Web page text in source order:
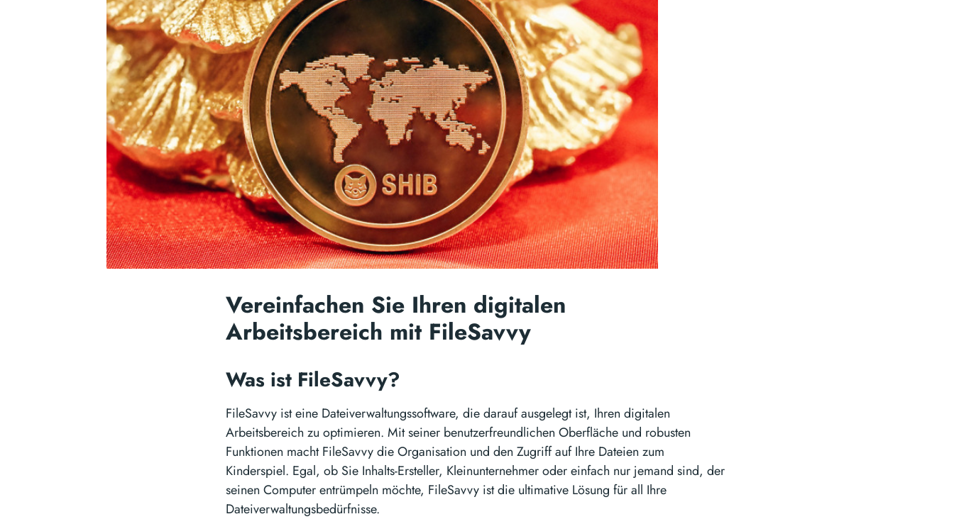
Vereinfachen Sie Ihren digitalen
Arbeitsbereich mit FileSavvy
Was ist FileSavvy?
FileSavvy ist eine Dateiverwaltungssoftware, die darauf ausgelegt ist, Ihren digitalen
Arbeitsbereich zu optimieren. Mit seiner benutzerfreundlichen Oberfläche und robusten
Funktionen macht FileSavvy die Organisation und den Zugriff auf Ihre Dateien zum
Kinderspiel. Egal, ob Sie Inhalts-Ersteller, Kleinunternehmer oder einfach nur jemand sind, der
seinen Computer entrümpeln möchte, FileSavvy ist die ultimative Lösung für all Ihre
Dateiverwaltungsbedürfnisse.